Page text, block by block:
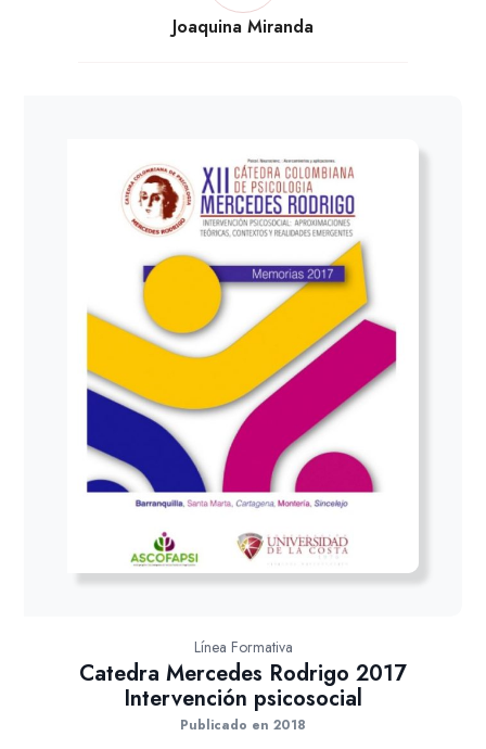
Joaquina Miranda
Línea Formativa
Catedra Mercedes Rodrigo 2017
Intervención psicosocial
Publicado en 2018